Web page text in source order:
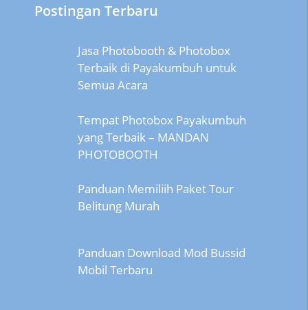
Postingan Terbaru
Jasa Photobooth & Photobox
Terbaik di Payakumbuh untuk
Semua Acara
Tempat Photobox Payakumbuh
yang Terbaik – MANDAN
PHOTOBOOTH
Panduan Memiliih Paket Tour
Belitung Murah
Panduan Download Mod Bussid
Mobil Terbaru